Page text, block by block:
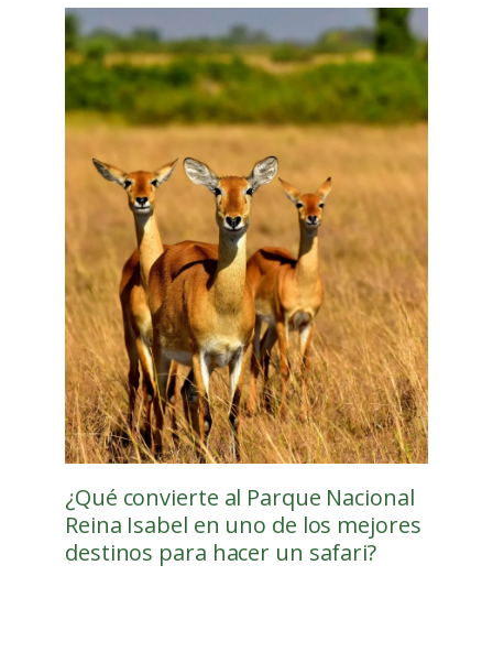
¿Qué convierte al Parque Nacional
Reina Isabel en uno de los mejores
destinos para hacer un safari?